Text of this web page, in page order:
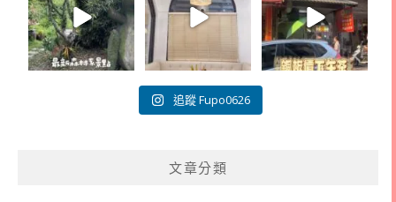
追蹤 Fupo0626
文章分類